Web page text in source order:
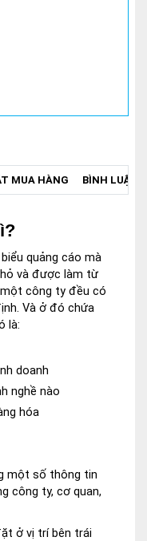
MUA HÀNG BÌNH LUẬN
quảng cáo mà
và được làm từ
công ty đều có
Và ở đó chứa
là:
doanh
nghề nào
hóa
một số thông tin
công ty, cơ quan,
ở vị trí bên trái